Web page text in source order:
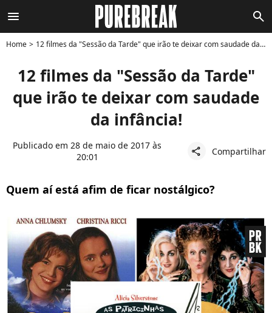
menu search
Home 12 filmes da "Sessão da Tarde" que irão te deixar com saudade da infância!
12 filmes da "Sessão da Tarde"
que irão te deixar com saudade
da infância!
Publicado em 28 de maio de 2017 às
20:01
share Compartilhar
Quem aí está afim de ficar nostálgico?